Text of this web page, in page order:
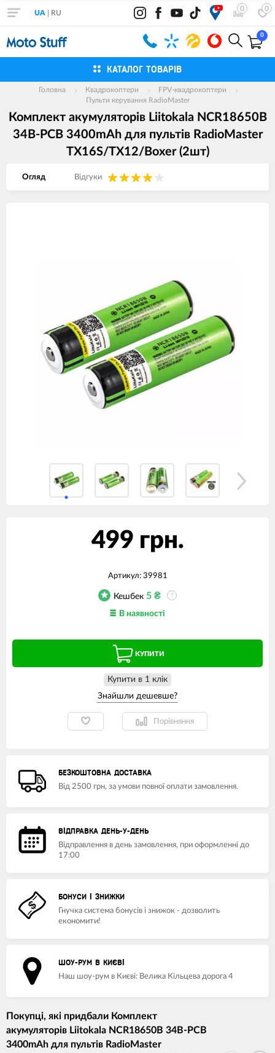
0 0
UA RU
0
КАТАЛОГ ТОВАРІВ
Головна Квадрокоптери
FPV-квадрокоптери
Пульти керування RadioMaster
Комплект акумуляторів Liitokala NCR18650B
34B-PCB 3400mAh для пультів RadioMaster
TX16S/TX12/Boxer (2шт)
Огляд Вiдгуки
499 грн.
Артикул: 39981
Кешбек 5 ₴ ?
В наявності
КУПИТИ
Купити в 1 клiк
Порівняння
БЕЗКОШТОВНА ДОСТАВКА
Від 2500 грн, за умови повної оплати замовлення.
ВІДПРАВКА ДЕНЬ-У-ДЕНЬ
Відправлення в день замовлення, при оформленні до
17:00
БОНУСИ І ЗНИЖКИ
Гнучка система бонусів і знижок - дозволить
економити!
ШОУ-РУМ В КИЄВІ
Наш шоу-рум в Києві: Велика Кільцева дорога 4
Покупці, які придбали Комплект
акумуляторів Liitokala NCR18650B 34B-PCB
3400mAh для пультів RadioMaster